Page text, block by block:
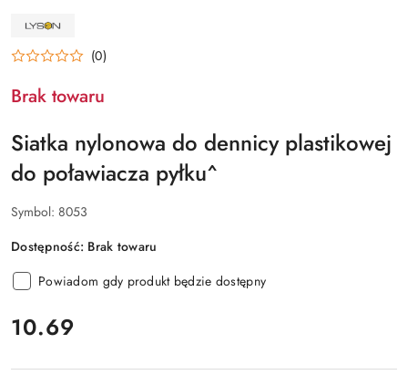
NAZWA
PRODUCENTA:
ŁYSOŃ
(0)
Brak towaru
Siatka nylonowa do dennicy plastikowej
do poławiacza pyłku^
Symbol: 8053
Dostępność: Brak towaru
Powiadom gdy produkt będzie dostępny
cena:
10.69